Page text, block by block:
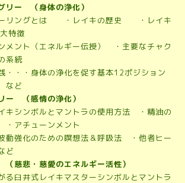
リー （身体の浄化）
ーリングとは ・レイキの歴史 ・レイキ
特徴
ト（エネルギー伝授） ・主要なチャク
系統
・身体の浄化を促す基本12ポジション
など
ー （感情の浄化）
キシンボルとマントラの使用方法 ・精油の
アチューンメント
化のための瞑想法＆呼吸法 ・他者ヒー
ど
慈悲・慈愛のエネルギー活性）
る臼井式レイキマスターシンボルとマントラ